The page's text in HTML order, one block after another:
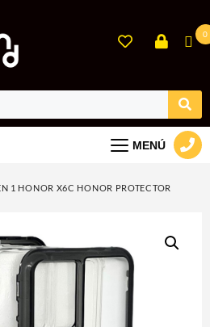
0
MENÚ
1 HONOR X6C HONOR PROTECTOR